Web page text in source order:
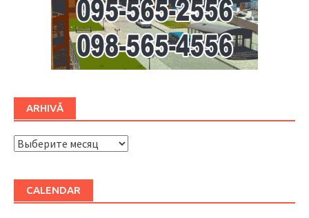
ARHIVĂ
ARHIVĂ
CALENDAR